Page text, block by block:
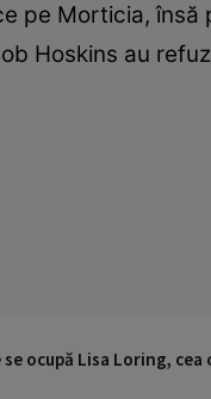
pe Morticia,
Hoskins au
se ocupă Lisa Loring,